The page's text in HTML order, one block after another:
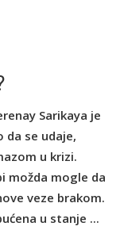
Sarikaya je
da se udaje,
u krizi.
možda mogle da
veze brakom.
u stanje ...